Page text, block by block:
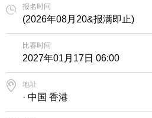
报名时间
(2026年08月20&报满即止)
比赛时间
2027年01月17日 06:00
地址
· 中国 香港